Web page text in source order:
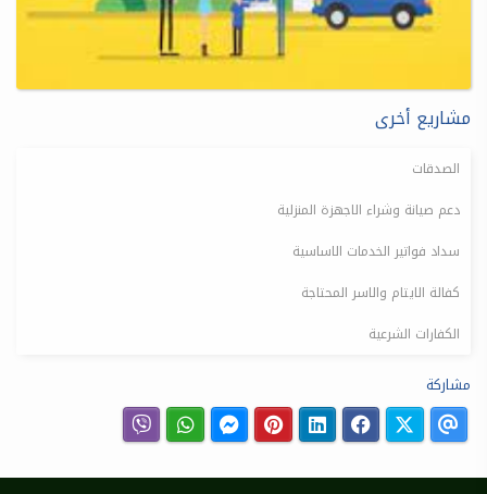
مشاريع أخرى
الصدقات
دعم صيانة وشراء الاجهزة المنزلية
سداد فواتير الخدمات الاساسية
كفالة الايتام والاسر المحتاجة
الكفارات الشرعية
مشاركة